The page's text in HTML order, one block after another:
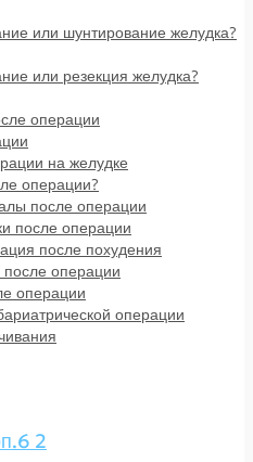
или шунтирование желудка?
или резекция желудка?
операции
на желудке
операции?
после операции
после операции
после похудения
операции
операции
операции
2